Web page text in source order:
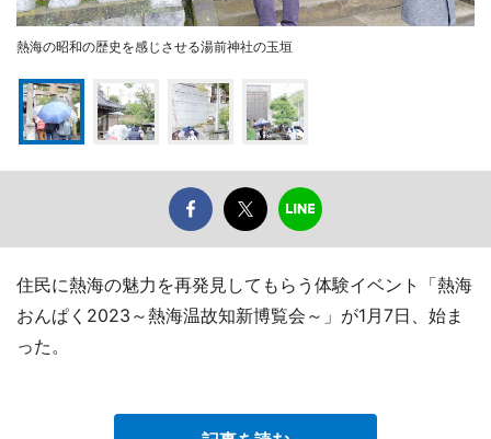
熱海の昭和の歴史を感じさせる湯前神社の玉垣
住民に熱海の魅力を再発見してもらう体験イベント「熱海
おんぱく2023～熱海温故知新博覧会～」が1月7日、始ま
った。